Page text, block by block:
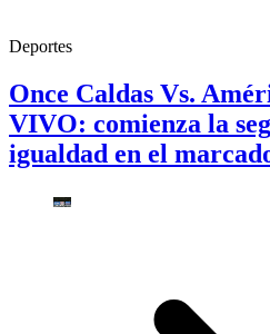
Deportes
Once Caldas Vs.
VIVO: comienza la
igualdad en el